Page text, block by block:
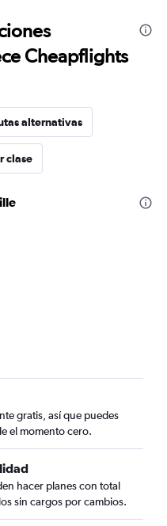
Cheapflights
alternativas
clase
gratis, así que puedes
el momento cero.
hacer planes con total
sin cargos por cambios.